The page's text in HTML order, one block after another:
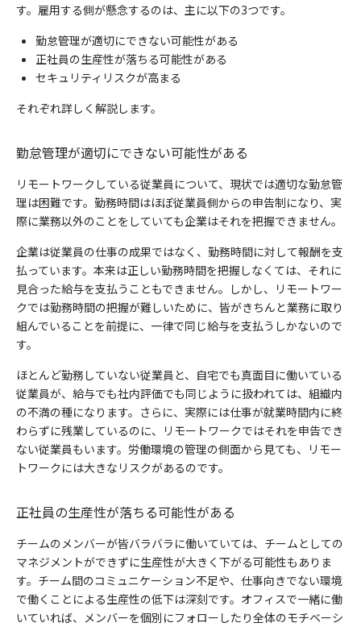
す。雇用する側が懸念するのは、主に以下の3つです。
勤怠管理が適切にできない可能性がある
正社員の生産性が落ちる可能性がある
セキュリティリスクが高まる
それぞれ詳しく解説します。
勤怠管理が適切にできない可能性がある
リモートワークしている従業員について、現状では適切な勤怠管
理は困難です。勤務時間はほぼ従業員側からの申告制になり、実
際に業務以外のことをしていても企業はそれを把握できません。
企業は従業員の仕事の成果ではなく、勤務時間に対して報酬を支
払っています。本来は正しい勤務時間を把握しなくては、それに
見合った給与を支払うこともできません。しかし、リモートワー
クでは勤務時間の把握が難しいために、皆がきちんと業務に取り
組んでいることを前提に、一律で同じ給与を支払うしかないので
す。
ほとんど勤務していない従業員と、自宅でも真面目に働いている
従業員が、給与でも社内評価でも同じように扱われては、組織内
の不満の種になります。さらに、実際には仕事が就業時間内に終
わらずに残業しているのに、リモートワークではそれを申告でき
ない従業員もいます。労働環境の管理の側面から見ても、リモー
トワークには大きなリスクがあるのです。
正社員の生産性が落ちる可能性がある
チームのメンバーが皆バラバラに働いていては、チームとしての
マネジメントができずに生産性が大きく下がる可能性もありま
す。 チーム間のコミュニケーション不足や、仕事向きでない環境
で働くことによる生産性の低下は深刻です。オフィスで一緒に働
いていれば、メンバーを個別にフォローしたり全体のモチベーシ